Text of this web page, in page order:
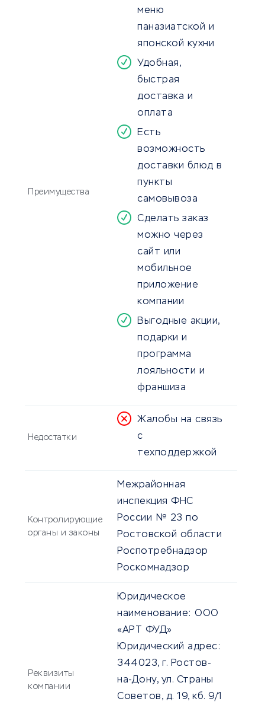
Преимущества
меню
паназиатской и
японской кухни
Удобная,
быстрая
доставка и
оплата
Есть
возможность
доставки блюд в
пункты
самовывоза
Cделать заказ
можно через
сайт или
мобильное
приложение
компании
Выгодные акции,
подарки и
программа
лояльности и
франшиза
Недостатки
Жалобы на связь
с
техподдержкой
Контролирующие
органы и законы
Межрайонная
инспекция ФНС
России № 23 по
Ростовской области
Роспотребнадзор
Роскомнадзор
Реквизиты
компании
Юридическое
наименование: ООО
«АРТ ФУД»
Юридический адрес:
344023, г. Ростов-
на-Дону, ул. Страны
Советов, д. 19, кб. 9/1